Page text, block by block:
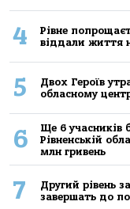
4
Рівне
віддали життя
5
Двох Героїв
обласному
6
Ще 6 учасників
Рівненській
млн гривень
7
Другий рівень
завершать до